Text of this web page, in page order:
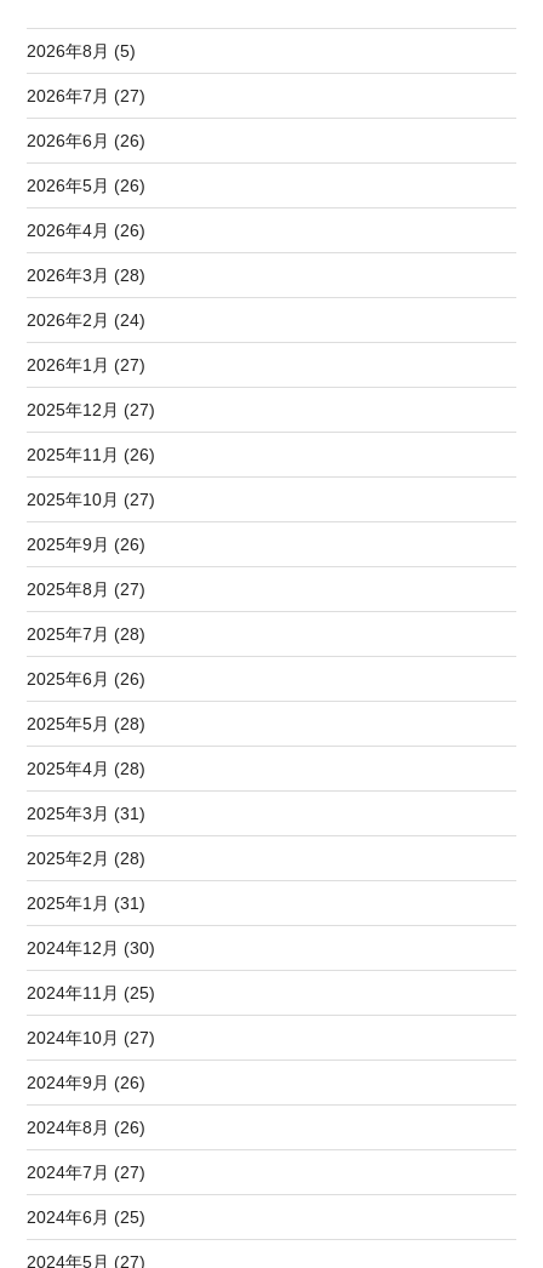
2026年8月 (5)
2026年7月 (27)
2026年6月 (26)
2026年5月 (26)
2026年4月 (26)
2026年3月 (28)
2026年2月 (24)
2026年1月 (27)
2025年12月 (27)
2025年11月 (26)
2025年10月 (27)
2025年9月 (26)
2025年8月 (27)
2025年7月 (28)
2025年6月 (26)
2025年5月 (28)
2025年4月 (28)
2025年3月 (31)
2025年2月 (28)
2025年1月 (31)
2024年12月 (30)
2024年11月 (25)
2024年10月 (27)
2024年9月 (26)
2024年8月 (26)
2024年7月 (27)
2024年6月 (25)
2024年5月 (27)